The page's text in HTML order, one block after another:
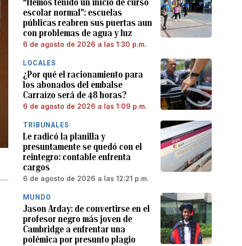
“Hemos tenido un inicio de curso
escolar normal”: escuelas
públicas reabren sus puertas aun
con problemas de agua y luz
6 de agosto de 2026 a las 1:30 p.m.
LOCALES
¿Por qué el racionamiento para
los abonados del embalse
Carraízo será de 48 horas?
6 de agosto de 2026 a las 1:09 p.m.
TRIBUNALES
Le radicó la planilla y
presuntamente se quedó con el
reintegro: contable enfrenta
cargos
6 de agosto de 2026 a las 12:21 p.m.
MUNDO
Jason Arday: de convertirse en el
profesor negro más joven de
Cambridge a enfrentar una
polémica por presunto plagio